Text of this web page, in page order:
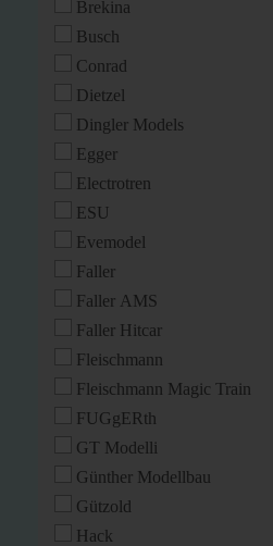
Brekina
Busch
Conrad
Dietzel
Dingler Models
Egger
Electrotren
ESU
Evemodel
Faller
Faller AMS
Faller Hitcar
Fleischmann
Fleischmann Magic Train
FUGgERth
GT Modelli
Günther Modellbau
Gützold
Hack